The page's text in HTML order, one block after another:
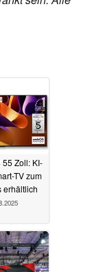
55 Zoll: KI-
TV zum
erhältlich